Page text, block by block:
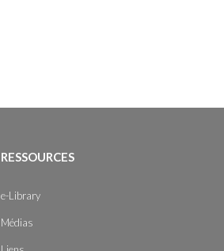
RESSOURCES
e-Library
Médias